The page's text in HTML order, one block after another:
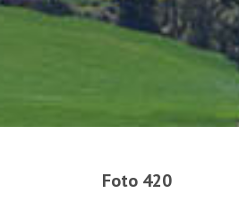
Foto 420